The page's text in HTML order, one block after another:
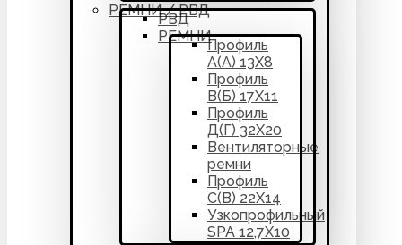
РЕМНИ / РВД
РВД
РЕМНИ
Профиль
А(А) 13Х8
Профиль
В(Б) 17Х11
Профиль
Д(Г) 32Х20
Вентиляторные
ремни
Профиль
С(В) 22Х14
Узкопрофильный
SPA 12,7Х10